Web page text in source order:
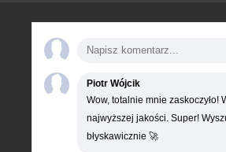
Piotr Wójcik
Wow, totalnie mnie zaskoczyło!
najwyższej jakości. Super!
błyskawicznie 🚀